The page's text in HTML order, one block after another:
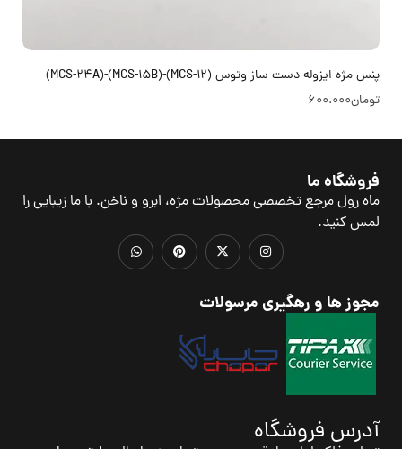
پنس مژه ایزوله دست ساز وتوس (MCS-12)-(MCS-15B)-(MCS-24A)
تومان600.000
فروشگاه ما
ماه رول مرجع تخصصی محصولات مژه، ابرو و ناخن. با ما زیبایی را
لمس کنید.
مجوز ها و رهگیری مرسولات
آدرس فروشگاه